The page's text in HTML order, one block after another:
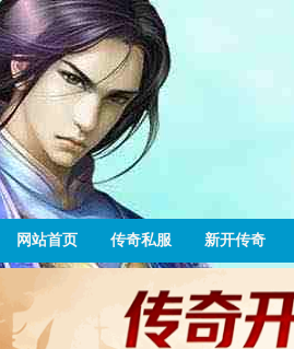
网站首页 传奇私服 新开传奇